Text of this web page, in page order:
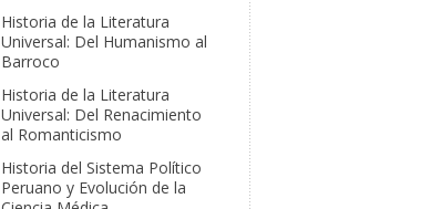
Historia de la Literatura
Universal: Del Humanismo al
Barroco
Historia de la Literatura
Universal: Del Renacimiento
al Romanticismo
Historia del Sistema Político
Peruano y Evolución de la